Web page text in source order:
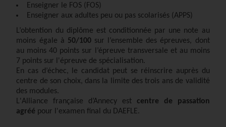
Enseigner le FOS (FOS)
Enseigner aux adultes peu ou pas scolarisés (APPS)
L’obtention du diplôme est conditionnée par une note au
moins égale à 50/100sur l’ensemble des épreuves, dont
au moins 40 points sur l’épreuve transversale et au moins
7 points sur l'épreuve de spécialisation.
En cas d’échec, le candidat peut se réinscrire auprès du
centre de son choix, dans la limite des trois ans de validité
des modules.
L'Alliance française d’Annecy est centre de passation
agréé pour l'examen final du DAEFLE.